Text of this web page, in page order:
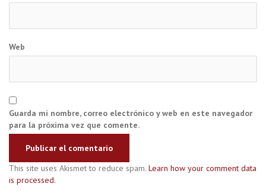
Web
Guarda mi nombre, correo electrónico y web en este navegador
para la próxima vez que comente.
This site uses Akismet to reduce spam. Learn how your comment data
is processed.